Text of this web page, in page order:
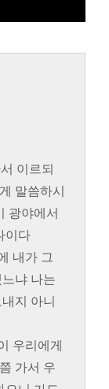
이르되
말씀하시
광야에서
이다
내가 그
냐 나는
지 아니
우리에게
가서 우